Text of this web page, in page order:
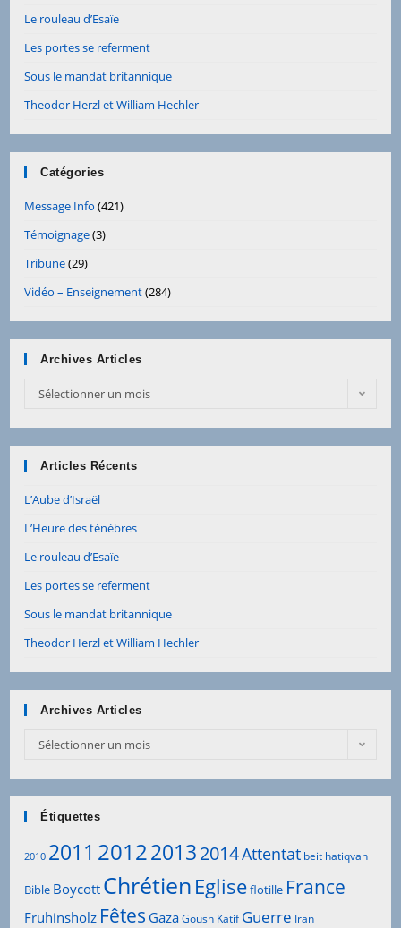
Le rouleau d’Esaïe
Les portes se referment
Sous le mandat britannique
Theodor Herzl et William Hechler
Catégories
Message Info (421)
Témoignage(3)
Tribune(29)
Vidéo – Enseignement(284)
Archives Articles
Archives
Sélectionner un mois
Articles Récents
L’Aube d’Israël
L’Heure des ténèbres
Le rouleau d’Esaïe
Les portes se referment
Sous le mandat britannique
Theodor Herzl et William Hechler
Archives Articles
Archives
Sélectionner un mois
Étiquettes
2010 2011 201220132014Attentat beit hatiqvah
Bible Boycott Chrétien Egliseflotille France
Fruhinsholz Fêtes GazaGoush Katif Guerre Iran